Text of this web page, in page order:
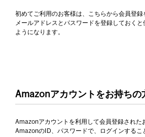
初めてご利用のお客様は、こちらから会員登録
メールアドレスとパスワードを登録しておく
ようになります。
Amazonアカウントをお持ちの
Amazonアカウントを利用して会員登録された
AmazonのID、パスワードで、ログインするこ